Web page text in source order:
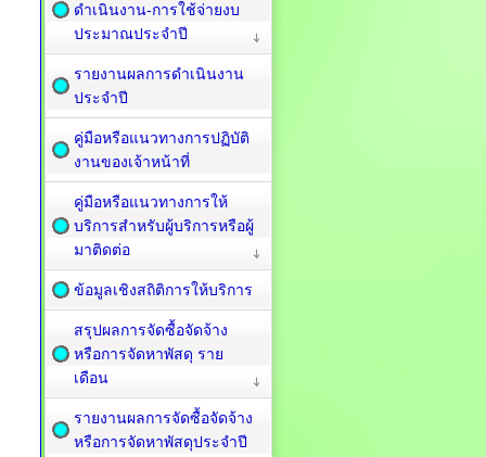
ดำเนินงาน-การใช้จ่ายงบ
ประมาณประจำปี
รายงานผลการดำเนินงาน
ประจำปี
คู่มือหรือแนวทางการปฏิบัติ
งานของเจ้าหน้าที่
คู่มือหรือแนวทางการให้
บริการสำหรับผู้บริการหรือผู้
มาติดต่อ
ข้อมูลเชิงสถิติการให้บริการ
สรุปผลการจัดซื้อจัดจ้าง
หรือการจัดหาพัสดุ ราย
เดือน
รายงานผลการจัดซื้อจัดจ้าง
หรือการจัดหาพัสดุประจำปี